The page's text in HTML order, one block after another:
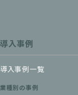
導入事例
導入事例一覧
業種別の事例